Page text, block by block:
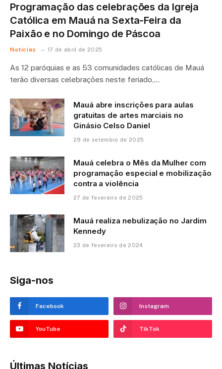
Programação das celebrações da Igreja
Católica em Mauá na Sexta-Feira da
Paixão e no Domingo de Páscoa
Notícias 17 de abril de 2025
As 12 paróquias e as 53 comunidades católicas de Mauá
terão diversas celebrações neste feriado,…
Mauá abre inscrições para aulas
gratuitas de artes marciais no
Ginásio Celso Daniel
29 de setembro de 2025
Mauá celebra o Mês da Mulher com
programação especial e mobilização
contra a violência
27 de fevereiro de 2025
Mauá realiza nebulização no Jardim
Kennedy
23 de fevereiro de 2024
Siga-nos
Facebook Instagram
YouTube TikTok
Últimas Notícias